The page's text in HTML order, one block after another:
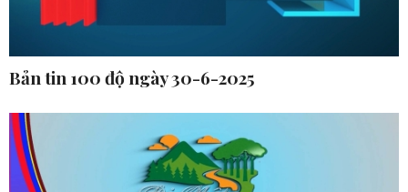
Bản tin 100 độ ngày 30-6-2025